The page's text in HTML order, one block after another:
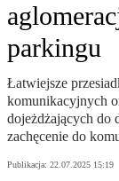
parkingu
Łatwiejsze
komunikacyjnych
dojeżdżających do
zachęcenie do
Publikacja: 22.07.2025 15:19